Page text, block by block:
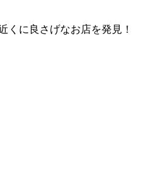
くに良さげなお店を発見！